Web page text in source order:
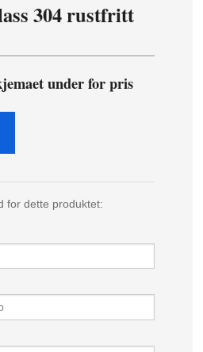
304 rustfritt
under for pris
for dette produktet: